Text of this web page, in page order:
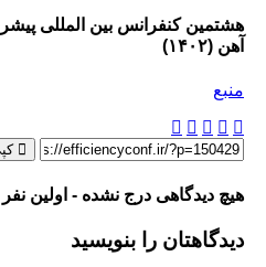
کنفرانس بین المللی پیشرفت
کپی شد.
درج نشده - اولین نفر باشید
را بنویسید